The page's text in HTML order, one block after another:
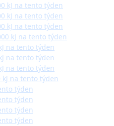
kJ na tento týden
kJ na tento týden
kJ na tento týden
kJ na tento týden
na tento týden
na tento týden
na tento týden
kJ na tento týden
týden
týden
týden
týden